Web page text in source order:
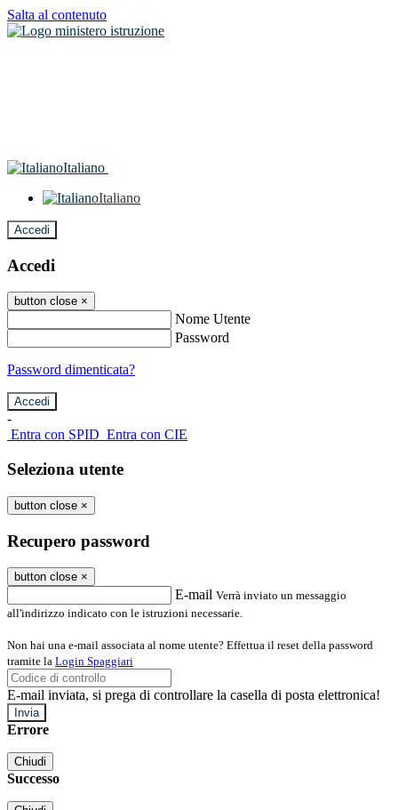
Salta al contenuto
Italiano
Italiano
Accedi
Accedi
button close ×
Nome Utente
Password
Password dimenticata?
-
Entra con SPID Entra con CIE
Seleziona utente
button close ×
Recupero password
button close ×
E-mail Verrà inviato un messaggio
all'indirizzo indicato con le istruzioni necessarie.
Non hai una e-mail associata al nome utente? Effettua il reset della password
tramite la Login Spaggiari
E-mail inviata, si prega di controllare la casella di posta elettronica!
Errore
Chiudi
Successo